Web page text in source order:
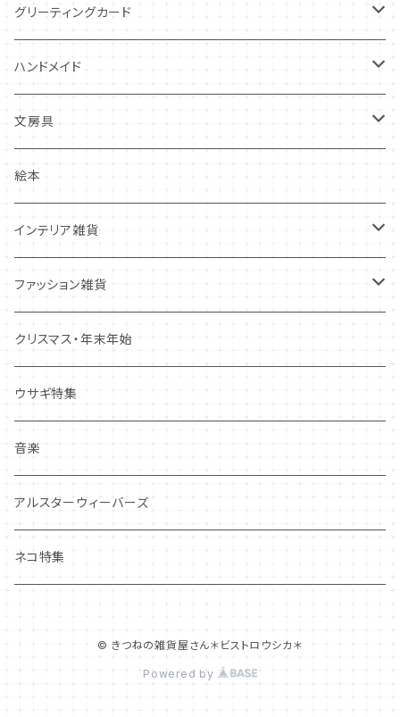
犬
その他
コースター・布製品
食器
その他
グリーティングカード
バースデーカード
多目的カード
クリスマス・冬の季節
ポストカード
ハンドメイド
ニードルフエルト
ワッペン
抜型、シリコンモールド
その他
文房具
ノート・メモ・付箋
レターセット
マステ・ステッカー等
しおり・ブックマーク
その他
絵本
インテリア雑貨
置物
布製品・ドイリー
マグネット
その他
ファッション雑貨
キーホルダー・バッグチャーム
アクセサリー
ポーチ・バッグ
ギフトバッグ・巾着
ハンカチ・手拭い
その他
クリスマス・年末年始
ウサギ特集
音楽
アルスターウィーバーズ
ネコ特集
© きつねの雑貨屋さん＊ビストロウシカ＊
Powered by